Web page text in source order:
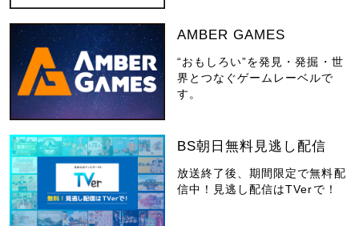
AMBER GAMES
“おもしろい”を発見・発掘・世
界とつなぐゲームレーベルで
す。
BS朝日無料見逃し配信
放送終了後、期間限定で無料配
信中！見逃し配信はTVerで！